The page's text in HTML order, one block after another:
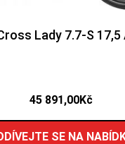
Lady 7.7-S 17,5
45 891,00Kč
SE NA